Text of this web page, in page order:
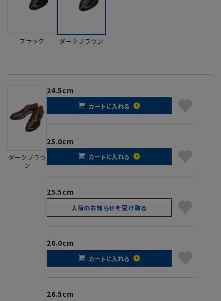
ブラック ダークブラウン
ダークブラウ
ン
24.5cm
カートに入れる
25.0cm
カートに入れる
25.5cm
入荷のお知らせを受け取る
26.0cm
カートに入れる
26.5cm